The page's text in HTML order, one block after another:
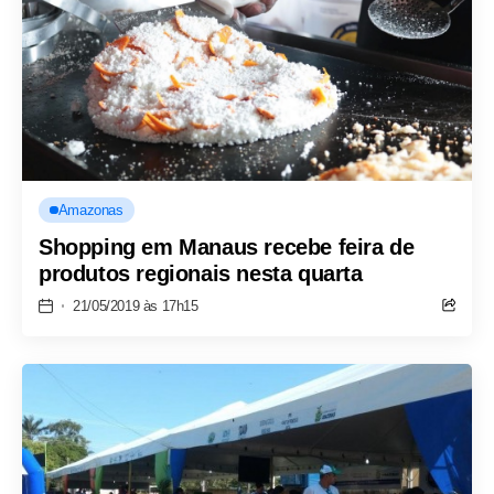
Amazonas
Shopping em Manaus recebe feira de
produtos regionais nesta quarta
21/05/2019 às 17h15